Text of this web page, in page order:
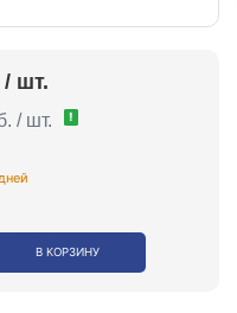
/ шт.
/ шт. !
В КОРЗИНУ